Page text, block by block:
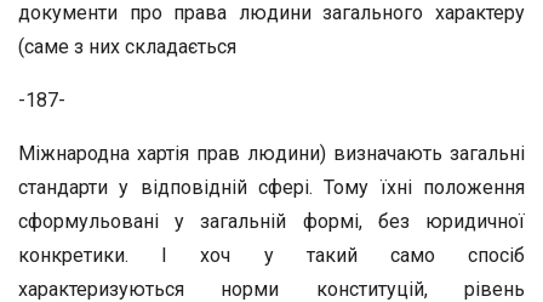
документи про права людини загального характеру
(саме з них складається
-187-
Міжнародна хартія прав людини) визначають загальні
стандарти у відповідній сфері. Тому їхні положення
сформульовані у загальній формі, без юридичної
конкретики. І хоч у такий само спосіб
характеризуються норми конституцій, рівень